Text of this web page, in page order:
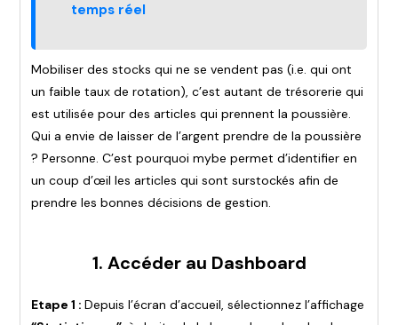
temps réel
Mobiliser des stocks qui ne se vendent pas (i.e. qui ont
un faible taux de rotation), c’est autant de trésorerie qui
est utilisée pour des articles qui prennent la poussière.
Qui a envie de laisser de l’argent prendre de la poussière
? Personne. C’est pourquoi mybe permet d’identifier en
un coup d’œil les articles qui sont surstockés afin de
prendre les bonnes décisions de gestion.
1. Accéder au Dashboard
Etape 1 :Depuis l’écran d’accueil, sélectionnez l’affichage